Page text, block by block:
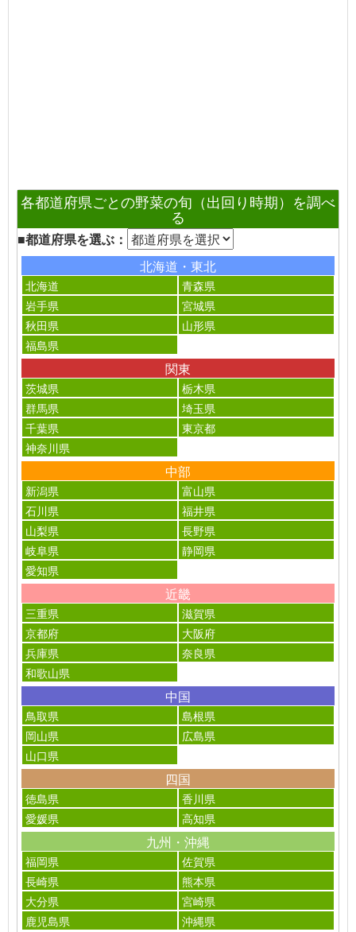
各都道府県ごとの野菜の旬（出回り時期）を調べ
る
■都道府県を選ぶ：
北海道・東北
北海道
青森県
岩手県
宮城県
秋田県
山形県
福島県
関東
茨城県
栃木県
群馬県
埼玉県
千葉県
東京都
神奈川県
中部
新潟県
富山県
石川県
福井県
山梨県
長野県
岐阜県
静岡県
愛知県
近畿
三重県
滋賀県
京都府
大阪府
兵庫県
奈良県
和歌山県
中国
鳥取県
島根県
岡山県
広島県
山口県
四国
徳島県
香川県
愛媛県
高知県
九州・沖縄
福岡県
佐賀県
長崎県
熊本県
大分県
宮崎県
鹿児島県
沖縄県